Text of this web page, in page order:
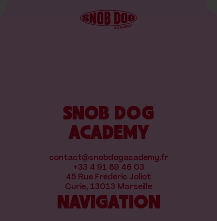
SNOB DOG
ACADEMY
contact@snobdogacademy.fr
+33 4 91 89 46 03
45 Rue Frédéric Joliot
Curie, 13013 Marseille
NAVIGATION